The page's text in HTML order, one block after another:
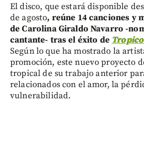
El disco, que estará disponible
de agosto, reúne 14 canciones y
de Carolina Giraldo Navarro -
cantante- tras el éxito de
Según lo que ha mostrado la
promoción, este nuevo proyecto
tropical de su trabajo anterior
relacionados con el amor, la
vulnerabilidad.